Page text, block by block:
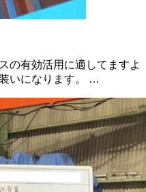
の有効活用に適してますよ
いになります。 …